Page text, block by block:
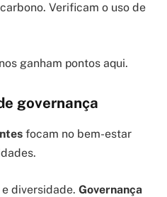
Verificam o uso de
ganham pontos aqui.
governança
focam no bem-estar
diversidade. Governança